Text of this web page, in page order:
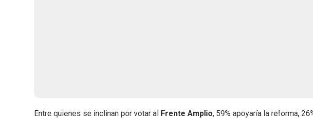
Entre quienes se inclinan por votar al Frente Amplio, 59% apoyaría la reforma,